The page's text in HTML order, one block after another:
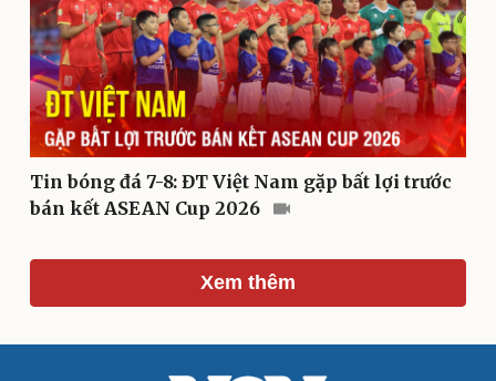
Cải chính
Tin bóng đá 7-8: ĐT Việt Nam gặp bất lợi trước
bán kết ASEAN Cup 2026
Xem thêm